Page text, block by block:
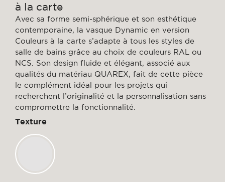
à la carte
Avec sa forme semi-sphérique et son esthétique
contemporaine, la vasque Dynamic en version
Couleurs à la carte s’adapte à tous les styles de
salle de bains grâce au choix de couleurs RAL ou
NCS. Son design fluide et élégant, associé aux
qualités du matériau QUAREX, fait de cette pièce
le complément idéal pour les projets qui
recherchent l’originalité et la personnalisation sans
compromettre la fonctionnalité.
Texture